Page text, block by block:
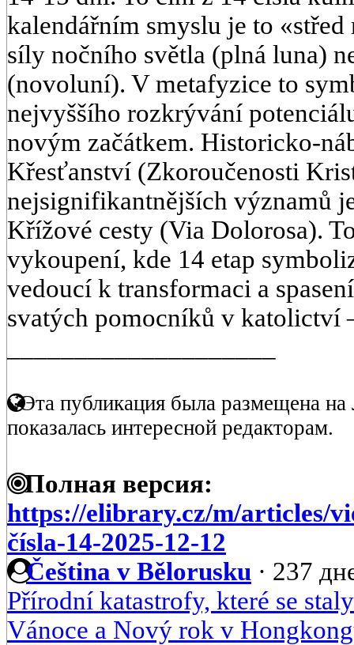
kalendářním smyslu je to
síly nočního světla (plná luna)
(novoluní). V metafyzice to
nejvyššího rozkrývání
novým začátkem. Historicko-
Křesťanství (Zkoroučenosti
nejsignifikantnějších významů
Křížové cesty (Via Dolorosa).
vykoupení, kde 14 etap
vedoucí k transformaci a
svatých pomocníků v
Эта публикация была размещена на
показалась интересной редакторам.
Полная версия:
https://elibrary.cz/m/articles/
čísla-14-2025-12-12
Čeština v Bělorusku · 237
Přírodní katastrofy, které se
Vánoce a Nový rok v